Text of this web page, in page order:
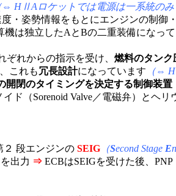
⇔ HⅡAロケットでは電源は一系統の
・姿勢情報をもとにエンジンの制
は独立したAとBの二重装備になっ
れからの指示を受け、 燃料のタンク
これも冗長設計になっています （⇔
開閉のタイミングを決定する制御装置
ド（Sorenoid Valve／電磁弁）とヘ
２ 段エンジンの SEIG （Second Stage E
を出力 ⇒ ECBはSEIGを受けた後、